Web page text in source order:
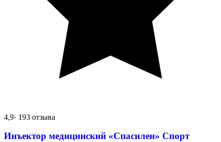
4,9· 193 отзыва
Инъектор медицинский «Спасилен» Спорт